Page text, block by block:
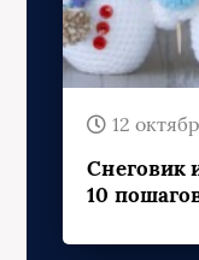
12
Снеговик
10